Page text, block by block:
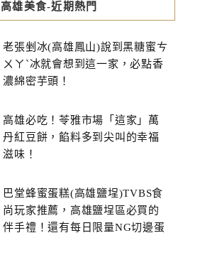
高雄美食-近期熱門
老張剉冰(高雄鳳山)說到黑糖蜜ㄘ
ㄨㄚˋ冰就會想到這一家，必點香
濃綿密芋頭！
高雄必吃！苓雅市場「這家」萬
丹紅豆餅，餡料多到尖叫的幸福
滋味！
巴堂蜂蜜蛋糕(高雄鹽埕)TVBS食
尚玩家推薦，高雄鹽埕區必買的
伴手禮！還有每日限量NG切邊蛋